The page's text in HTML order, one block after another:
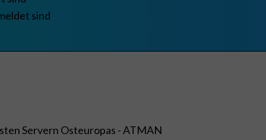
sind
Servern Osteuropas - ATMAN